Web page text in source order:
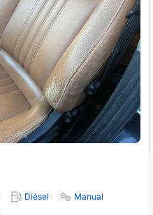
Diésel
Manual